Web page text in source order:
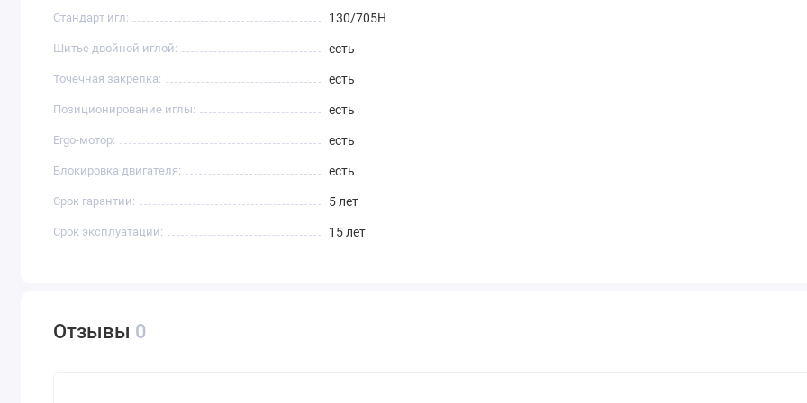
Стандарт игл: 130/705H
Шитье двойной иглой: есть
Точечная закрепка: есть
Позиционирование иглы: есть
Ergo-мотор: есть
Блокировка двигателя: есть
Срок гарантии: 5 лет
Срок эксплуатации: 15 лет
Отзывы 0